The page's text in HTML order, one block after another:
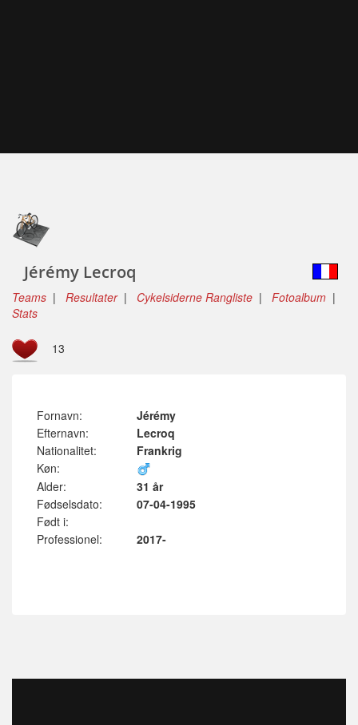
Jérémy Lecroq
Teams | Resultater| Cykelsiderne Rangliste | Fotoalbum |
Stats
13
Fornavn:
Jérémy
Efternavn:
Lecroq
Nationalitet:
Frankrig
Køn:
Alder:
31 år
Fødselsdato:
07-04-1995
Født i:
Professionel:
2017-